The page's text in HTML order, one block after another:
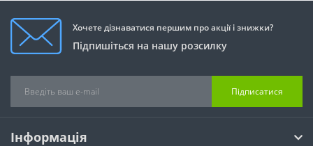
Хочете дізнаватися першим про акції і знижки?
Підпишіться на нашу розсилку
Підписатися
Інформація